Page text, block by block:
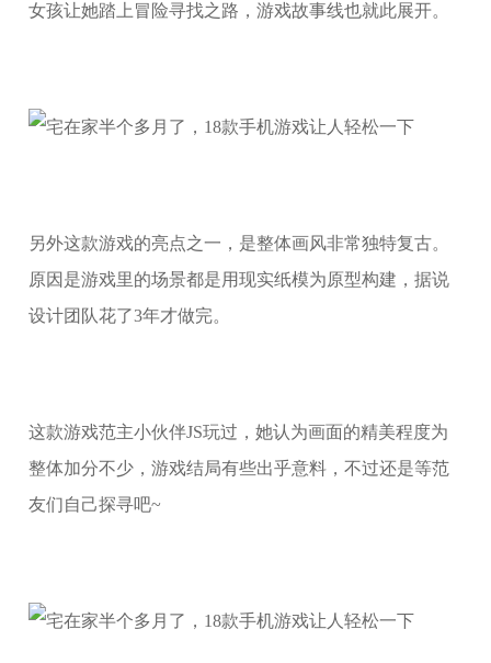
女孩让她踏上冒险寻找之路，游戏故事线也就此展开。
另外这款游戏的亮点之一，是整体画风非常独特复古。
原因是游戏里的场景都是用现实纸模为原型构建，据说
设计团队花了3年才做完。
这款游戏范主小伙伴JS玩过，她认为画面的精美程度为
整体加分不少，游戏结局有些出乎意料，不过还是等范
友们自己探寻吧~